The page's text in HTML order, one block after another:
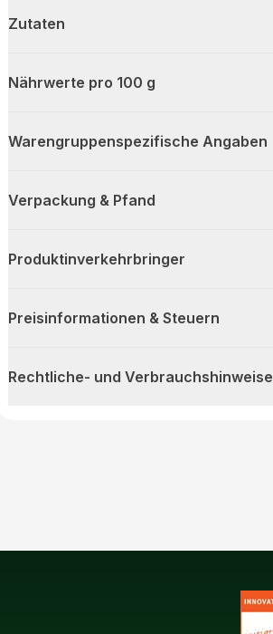
Zutaten
Nährwerte pro 100 g
Warengruppenspezifische Angaben
Verpackung & Pfand
Produktinverkehrbringer
Preisinformationen & Steuern
Rechtliche- und Verbrauchshinweise